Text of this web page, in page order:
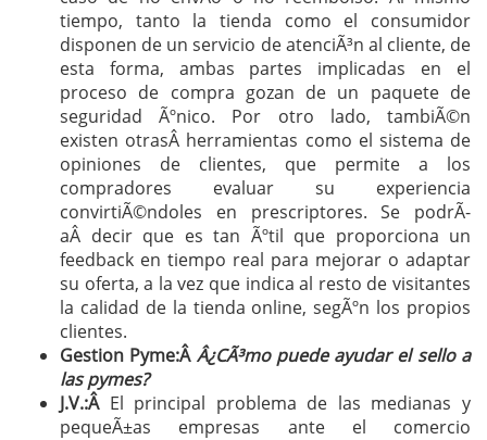
tiempo, tanto la tienda como el consumidor
disponen de un servicio de atenciÃ³n al cliente, de
esta forma, ambas partes implicadas en el
proceso de compra gozan de un paquete de
seguridad Ãºnico. Por otro lado, tambiÃ©n
existen otrasÂ herramientas como el sistema de
opiniones de clientes, que permite a los
compradores evaluar su experiencia
convirtiÃ©ndoles en prescriptores. Se podrÃ­
aÂ decir que es tan Ãºtil que proporciona un
feedback en tiempo real para mejorar o adaptar
su oferta, a la vez que indica al resto de visitantes
la calidad de la tienda online, segÃºn los propios
clientes.
Gestion Pyme:Â Â¿CÃ³mo puede ayudar el sello a
las pymes?
J.V.:Â El principal problema de las medianas y
pequeÃ±as empresas ante el comercio